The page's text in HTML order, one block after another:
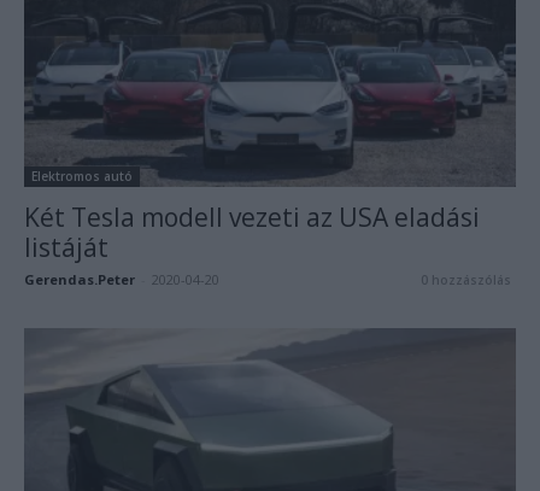
Elektromos autó
Két Tesla modell vezeti az USA eladási
listáját
Gerendas.Peter 2020-04-20 0 hozzászólás